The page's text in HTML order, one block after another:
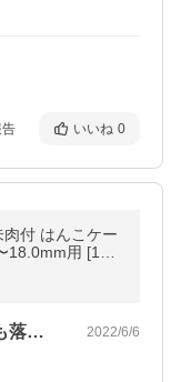
いいね 0
付 はんこケー
ークロコダイル
ダークブルーを買いましたがとても落ち着… 2022/6/6